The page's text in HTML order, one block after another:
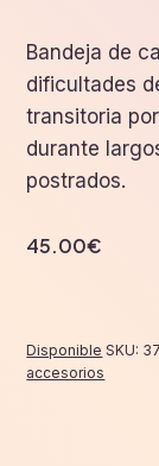
Bandeja de
dificultades
transitoria
durante
postrados.
45.00€
Disponible SKU:
accesorios